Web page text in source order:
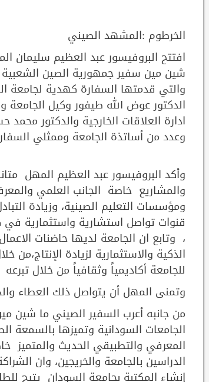
الخرطوم :المشهد الصيني
افتتح البروفيسور عبد العظيم سليمان
شين مين سفير جمهورية الصين الشعبية
والتي قدمتها السفارة كهدية لجامعة
الدكتور عوض الله طيفور وكيل
ادارة العلاقات الخارجية والدكتور
وعدد من أساتذة الجامعة وممثلي
وأكد البروفيسور عبد العظيم المهل
والمشاريع خاصة الجانب العلمي
ومؤسسات التعليم الصينية، وزيادة
قنوات تواصل استشارية واستثمارية
، وتابع ان الجامعة لديها حاضنات
الذكية والاستثمارية لزيادة الإنتاج،من
للجامعة أكاديمياً وثقافياً من خلال
وتمنى المهل أن يتواصل ذلك العطاء
من جانبه أعرب السفير الصيني ما شين
الجامعات السودانية وتميزها بالسمعة
المعرفي والتطبيقي الحديث والمتميز
الدراسين بالجامعة والخريجين، وان
إنشاء المكتبة بجامعة السودان يتيح